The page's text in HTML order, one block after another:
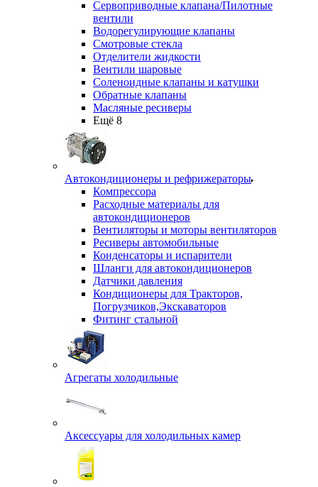
Сервоприводные клапана/Пилотные
вентили
Водорегулирующие клапаны
Смотровые стекла
Отделители жидкости
Вентили шаровые
Соленоидные клапаны и катушки
Обратные клапаны
Масляные ресиверы
Ещё 8
Автокондиционеры и рефрижераторы
Компрессора
Расходные материалы для
автокондиционеров
Вентиляторы и моторы вентиляторов
Ресиверы автомобильные
Конденсаторы и испарители
Шланги для автокондиционеров
Датчики давления
Кондиционеры для Тракторов,
Погрузчиков,Экскаваторов
Фитинг стальной
Агрегаты холодильные
Аксессуары для холодильных камер